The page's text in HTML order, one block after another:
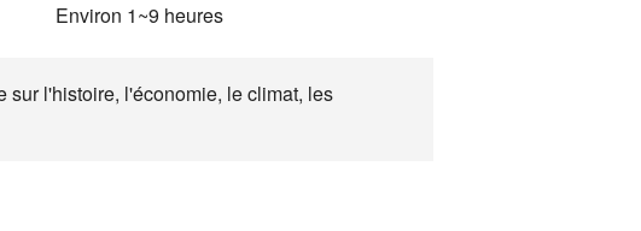
Environ 1~9 heures
l'histoire, l'économie, le climat, les